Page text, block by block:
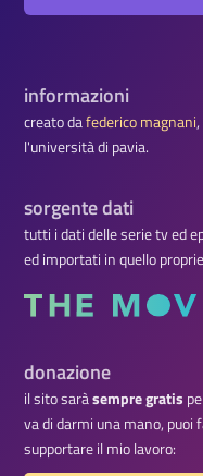
informazioni
creato dafederico magnani
l'università di pavia.
sorgente dati
tutti i dati delle serie tv ed
ed importati in quello
donazione
il sito saràsempre gratis
va di darmi una mano, puoi
supportare il mio lavoro: